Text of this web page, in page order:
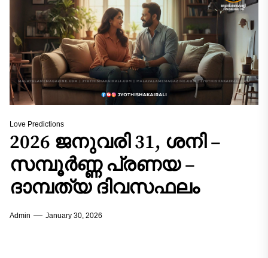
Love Predictions
2026 ജനുവരി 31, ശനി –
സമ്പൂർണ്ണ പ്രണയ –
ദാമ്പത്യ ദിവസഫലം
Admin January 30, 2026